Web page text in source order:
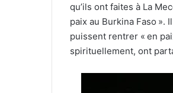
qu’ils ont faites à La
paix au Burkina Faso ».
puissent rentrer « en
spirituellement, ont